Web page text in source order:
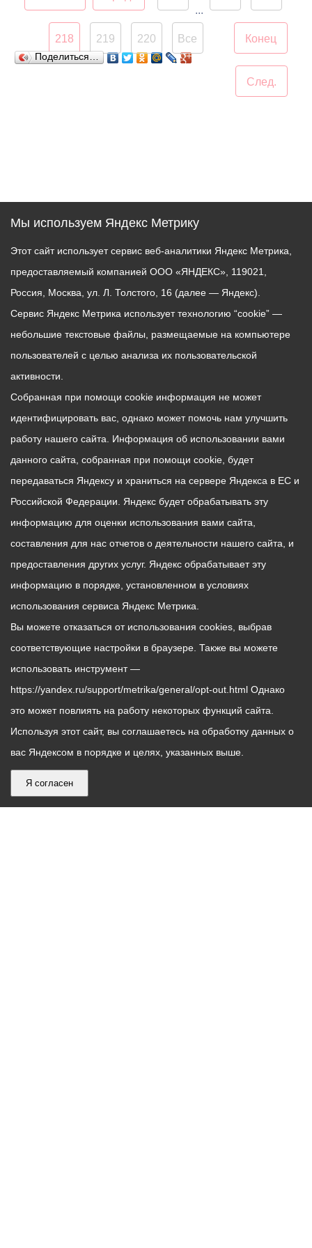
Министра РФ по делам Северного
контракт о поставке канатных
дорог в рамках развития
горнолыжной инфраструктуры
площадок туристического кластера
Президент Совета директоров
«ПОМА» Жан Сушаль.
...
218 219 220 Все Конец
След.
Поделиться…
Мы используем Яндекс Метрику
Этот сайт использует сервис веб-аналитики Яндекс Метрика,
предоставляемый компанией ООО «ЯНДЕКС», 119021,
Россия, Москва, ул. Л. Толстого, 16 (далее — Яндекс).
Сервис Яндекс Метрика использует технологию “cookie” —
небольшие текстовые файлы, размещаемые на компьютере
пользователей с целью анализа их пользовательской
активности.
Собранная при помощи cookie информация не может
идентифицировать вас, однако может помочь нам улучшить
работу нашего сайта. Информация об использовании вами
данного сайта, собранная при помощи cookie, будет
передаваться Яндексу и храниться на сервере Яндекса в ЕС и
Российской Федерации. Яндекс будет обрабатывать эту
информацию для оценки использования вами сайта,
составления для нас отчетов о деятельности нашего сайта, и
предоставления других услуг. Яндекс обрабатывает эту
информацию в порядке, установленном в условиях
использования сервиса Яндекс Метрика.
Вы можете отказаться от использования cookies, выбрав
соответствующие настройки в браузере. Также вы можете
использовать инструмент —
https://yandex.ru/support/metrika/general/opt-out.html Однако
это может повлиять на работу некоторых функций сайта.
Используя этот сайт, вы соглашаетесь на обработку данных о
вас Яндексом в порядке и целях, указанных выше.
Я согласен